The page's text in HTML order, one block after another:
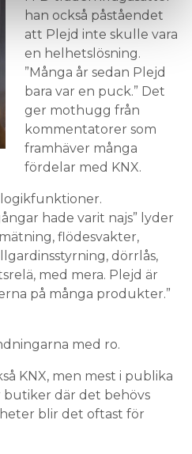
han också påståendet
att Plejd inte skulle vara
en helhetslösning.
”Många år sedan Plejd
bara var en puck.” Det
ger mothugg från
kommentatorer som
framhäver många
fördelar med KNX.
logikfunktioner.
hade varit najs” lyder
flödesvakter,
dörrlås,
med mera. Plejd är
på många produkter.”
med ro.
KNX, men mest i publika
där det behövs
blir det oftast för